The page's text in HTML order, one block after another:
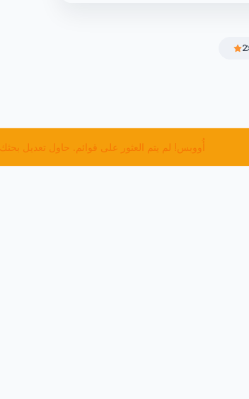
2
أُووبس! لم يتم العثور على قوائم. حاول تعديل